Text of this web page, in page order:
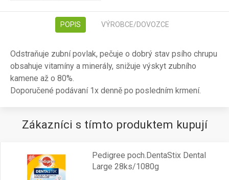
POPIS VÝROBCE/DOVOZCE
Odstraňuje zubní povlak, pečuje o dobrý stav psího chrupu
obsahuje vitamíny a minerály, snižuje výskyt zubního
kamene až o 80%.
Doporučené podávaní 1x denně po posledním krmení.
Zákazníci s tímto produktem kupují
Pedigree poch.DentaStix Dental
Large 28ks/1080g